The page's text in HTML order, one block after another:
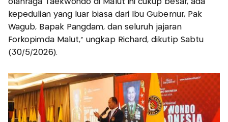
olahraga Taekwondo di Malut ini cukup besar, ada
kepedulian yang luar biasa dari Ibu Gubernur, Pak
Wagub, Bapak Pangdam, dan seluruh jajaran
Forkopimda Malut," ungkap Richard, dikutip Sabtu
(30/5/2026).